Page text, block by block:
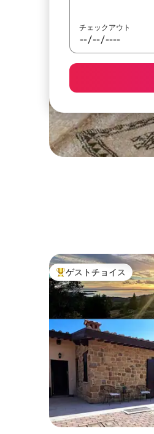
チェックアウト
大好評のゲストチョイス
ゲストチョイス